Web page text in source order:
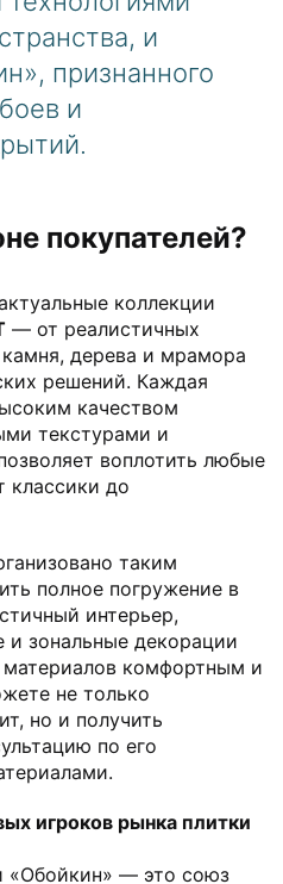
и
признанного
и
покупателей?
коллекции
— от реалистичных
дерева и мрамора
решений. Каждая
качеством
текстурами и
воплотить любые
классики до
таким
полное погружение в
интерьер,
зональные декорации
комфортным и
не только
но и получить
по его
игроков рынка плитки
«Обойкин» — это союз